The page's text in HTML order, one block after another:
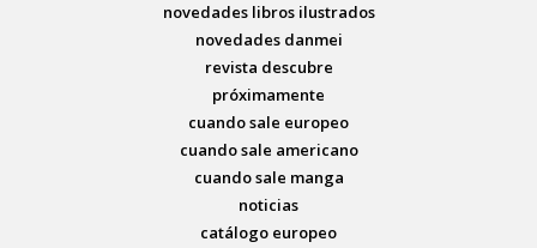
novedades libros ilustrados
novedades danmei
revista descubre
próximamente
cuando sale europeo
cuando sale americano
cuando sale manga
noticias
catálogo europeo